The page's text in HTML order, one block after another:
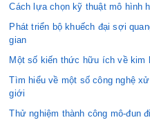
Cách lựa chọn kỹ thuật mô hình
Phát triển bộ khuếch đại sợi
gian
Một số kiến thức hữu ích về kim
Tìm hiểu về một số công nghệ
giới
Thử nghiệm thành công mô-đun